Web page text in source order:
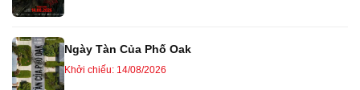
Ngày Tàn Của Phố Oak
Khởi chiếu: 14/08/2026